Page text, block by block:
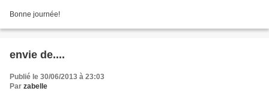
Bonne journée!
envie de....
Publié le 30/06/2013 à 23:03
Par zabelle